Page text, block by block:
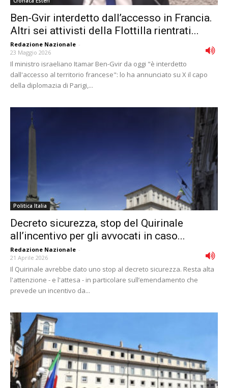
Ben-Gvir interdetto dall’accesso in Francia.
Altri sei attivisti della Flottilla rientrati...
Redazione Nazionale -
23 Maggio 2026
Il ministro israeliano Itamar Ben-Gvir da oggi "è interdetto
dall'accesso al territorio francese": lo ha annunciato su X il capo
della diplomazia di Parigi,...
Politica Italia
Decreto sicurezza, stop del Quirinale
all’incentivo per gli avvocati in caso...
Redazione Nazionale -
21 Aprile 2026
Il Quirinale avrebbe dato uno stop al decreto sicurezza. Resta alta
l'attenzione - e l'attesa - in particolare sull’emendamento che
prevede un incentivo da...